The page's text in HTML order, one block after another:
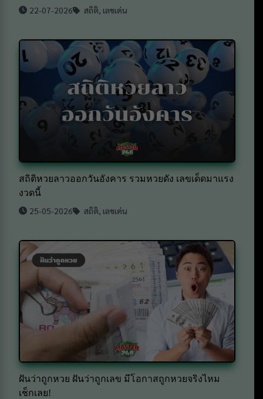
22-07-2026 สถิติ, เลขเด่น
สถิติหวยลาวออกวันอังคาร รวมหวยดัง เลขเด็ดมาแรง
งวดนี้
25-05-2026 สถิติ, เลขเด่น
ฝันว่าถูกหวย ฝันว่าถูกเลข มีโอกาสถูกหวยจริงไหม
เช็กเลย!